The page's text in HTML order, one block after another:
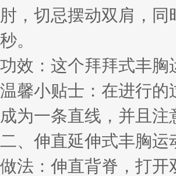
肘，切忌摆动双肩，
秒。
功效：这个拜拜式丰
温馨小贴士：在进行
成为一条直线，并且
二、伸直延伸式丰胸运
做法：伸直背脊，打